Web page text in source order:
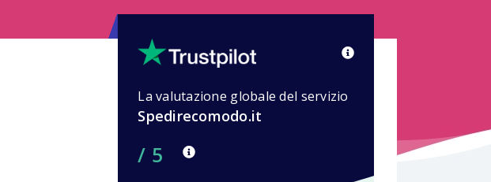
La valutazione globale del servizio
Spedirecomodo.it
/ 5